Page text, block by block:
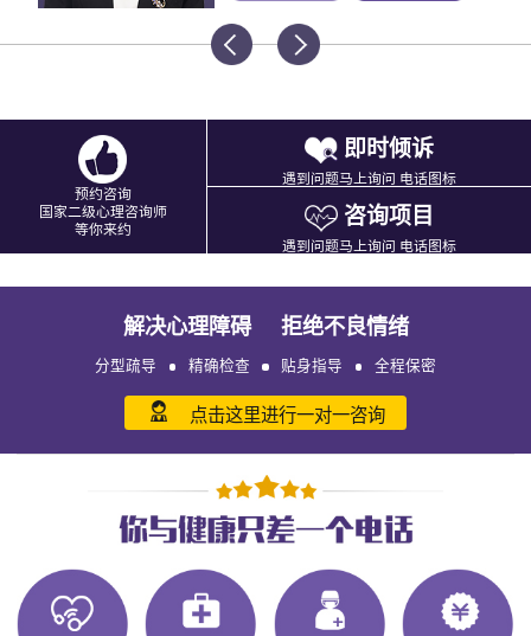
预约咨询
国家二级心理咨询师
等你来约
即时倾诉
遇到问题马上询问 电话图标
咨询项目
遇到问题马上询问 电话图标
解决心理障碍 拒绝不良情绪
分型疏导 精确检查 贴身指导 全程保密
点击这里进行一对一咨询